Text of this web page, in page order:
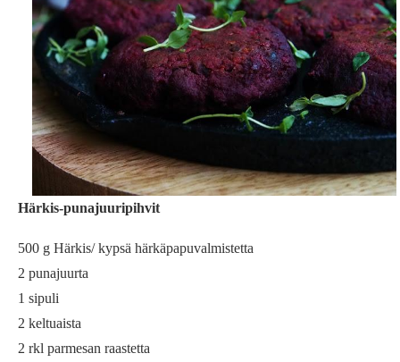
Härkis-punajuuripihvit
500 g Härkis/ kypsä härkäpapuvalmistetta
2 punajuurta
1 sipuli
2 keltuaista
2 rkl parmesan raastetta